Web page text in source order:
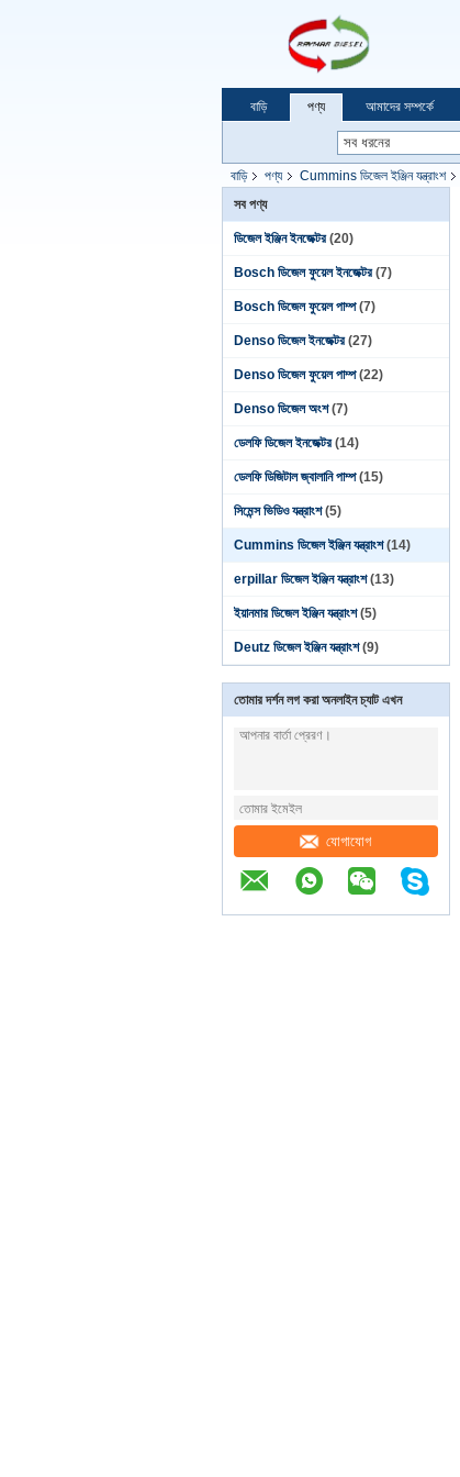
বাড়ি পণ্য আমাদের সম্পর্কে
বাড়ি পণ্য Cummins ডিজেল ইঞ্জিন যন্ত্রাংশ
সব পণ্য
ডিজেল ইঞ্জিন ইনজেক্টর (20)
Bosch ডিজেল ফুয়েল ইনজেক্টর (7)
Bosch ডিজেল ফুয়েল পাম্প (7)
Denso ডিজেল ইনজেক্টর (27)
Denso ডিজেল ফুয়েল পাম্প (22)
Denso ডিজেল অংশ (7)
ডেলফি ডিজেল ইনজেক্টর (14)
ডেলফি ডিজিটাল জ্বালানি পাম্প (15)
সিমেন্স ভিডিও যন্ত্রাংশ (5)
Cummins ডিজেল ইঞ্জিন যন্ত্রাংশ (14)
erpillar ডিজেল ইঞ্জিন যন্ত্রাংশ (13)
ইয়ানমার ডিজেল ইঞ্জিন যন্ত্রাংশ (5)
Deutz ডিজেল ইঞ্জিন যন্ত্রাংশ (9)
তোমার দর্শন লগ করা অনলাইন চ্যাট এখন
যোগাযোগ